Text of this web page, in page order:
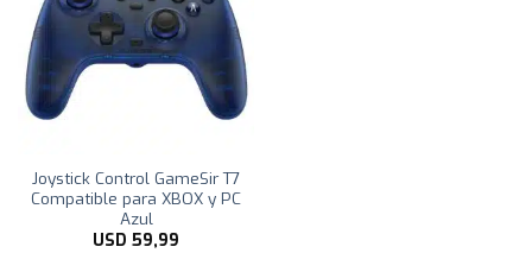
Joystick Control GameSir T7
Compatible para XBOX y PC
Azul
USD 59,99